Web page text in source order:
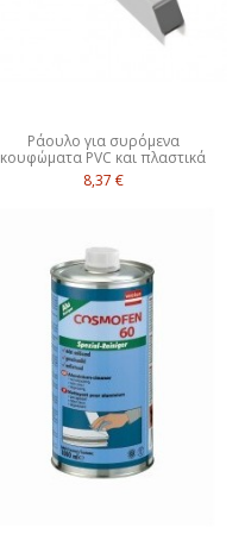
Ράουλο για συρόμενα
κουφώματα PVC και πλαστικά
8,37 €